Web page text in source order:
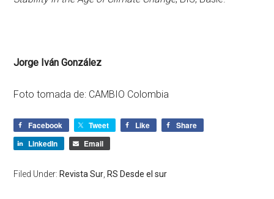
Jorge Iván González
Foto tomada de: CAMBIO Colombia
Facebook Tweet Like
Share
LinkedIn
Email
Filed Under: Revista Sur RS Desde el sur